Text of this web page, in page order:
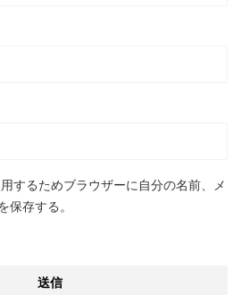
するためブラウザーに自分の名前、メ
保存する。